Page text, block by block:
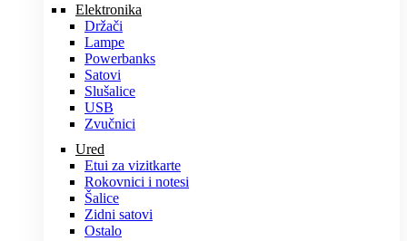
Elektronika
Držači
Lampe
Powerbanks
Satovi
Slušalice
USB
Zvučnici
Ured
Etui za vizitkarte
Rokovnici i notesi
Šalice
Zidni satovi
Ostalo